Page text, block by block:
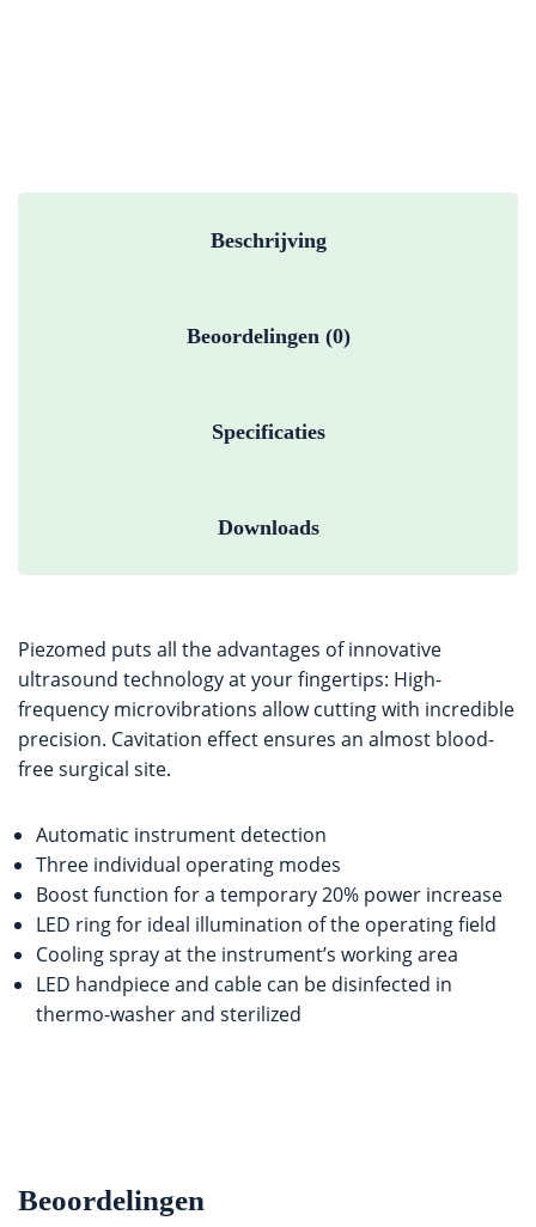
Beschrijving
Beoordelingen (0)
Specificaties
Downloads
Piezomed puts all the advantages of innovative
ultrasound technology at your fingertips: High-
frequency microvibrations allow cutting with incredible
precision. Cavitation effect ensures an almost blood-
free surgical site.
Automatic instrument detection
Three individual operating modes
Boost function for a temporary 20% power increase
LED ring for ideal illumination of the operating field
Cooling spray at the instrument’s working area
LED handpiece and cable can be disinfected in
thermo-washer and sterilized
Beoordelingen